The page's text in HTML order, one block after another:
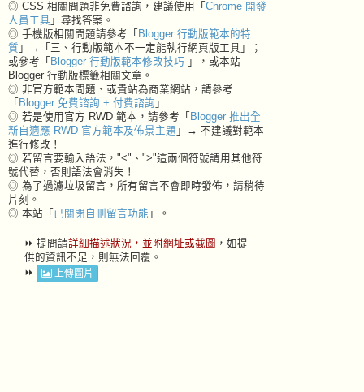
◎ CSS 相關問題非免費諮詢，建議使用「 Chrome 開發
人員工具 」尋找答案。
◎ 手機版相關問題請參考「 Blogger 行動版範本的特
質 」→「三、行動版範本不一定能執行網頁版工具」；
或參考「 Blogger 行動版範本修改技巧 」，或本站
Blogger 行動版標籤相關文章。
◎ 非官方範本問題、或貴站為商業網站，請參考
「 Blogger 免費諮詢 + 付費諮詢 」
◎ 若是使用官方 RWD 範本，請參考「 Blogger 推出全
新自適應 RWD 官方範本及佈景主題 」→ 不建議對範本
進行修改！
◎ 若留言要輸入語法，"<"、">"這兩個符號請用其他符
號代替，否則語法會消失！
◎ 為了過濾垃圾留言，所有留言不會即時發佈，請稍待
片刻。
◎ 本站「 已關閉自刪留言功能 」。
⏩ 提問請詳細描述狀況，並附網址或截圖 ，如提
供的資訊不足，則無法回覆。
⏩
上傳圖片